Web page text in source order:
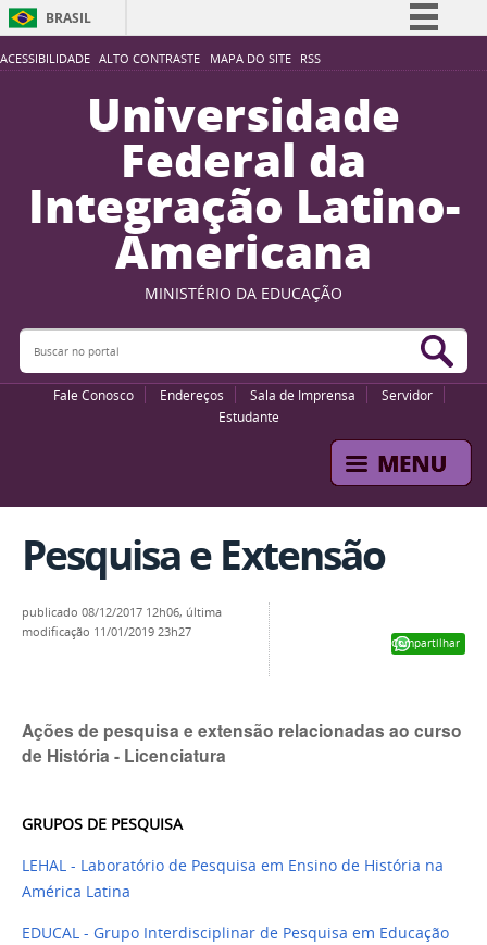
ACESSIBILIDADE ALTO CONTRASTE MAPA DO SITE RSS
BRASIL
Simplifique!
Participe
Acesso à informação
Legislação
Canais
Universidade
Federal da
Integração Latino-
Americana
MINISTÉRIO DA EDUCAÇÃO
Buscar no portal
Fale Conosco Endereços Sala de Imprensa
Servidor
Estudante
Pesquisa e Extensão
Compartilhar
publicado 08/12/2017 12h06, última
modificação 11/01/2019 23h27
Ações de pesquisa e extensão relacionadas ao curso
de História - Licenciatura
GRUPOS DE PESQUISA
LEHAL - Laboratório de Pesquisa em Ensino de História na
América Latina
EDUCAL - Grupo Interdisciplinar de Pesquisa em Educação